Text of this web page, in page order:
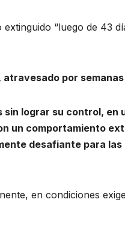
“luego de 43
por
sin lograr su control, en
un comportamiento
desafiante para
en condiciones